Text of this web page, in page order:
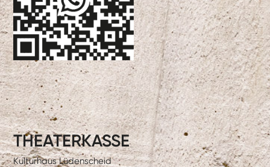
THEATERKASSE
Kulturhaus Lüdenscheid